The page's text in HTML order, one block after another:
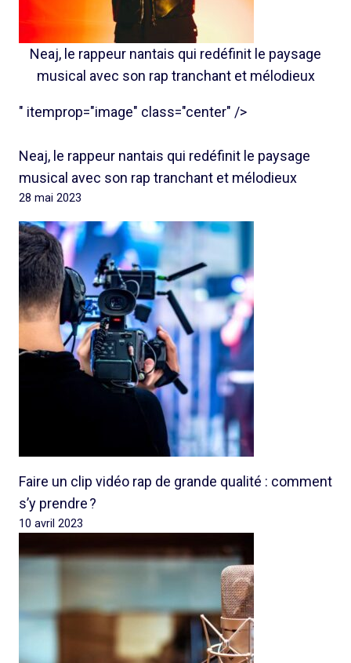
Neaj, le rappeur nantais qui redéfinit le paysage
musical avec son rap tranchant et mélodieux
" itemprop="image" class="center" />
Neaj, le rappeur nantais qui redéfinit le paysage
musical avec son rap tranchant et mélodieux
28 mai 2023
Faire un clip vidéo rap de grande qualité : comment
s’y prendre ?
10 avril 2023